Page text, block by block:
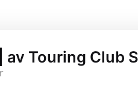
av Touring Club